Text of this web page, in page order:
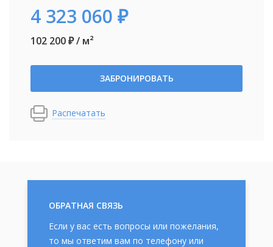
4 323 060 ₽
102 200 ₽ / м²
ЗАБРОНИРОВАТЬ
Распечатать
ОБРАТНАЯ СВЯЗЬ
Если у вас есть вопросы или пожелания,
то мы ответим вам по телефону или